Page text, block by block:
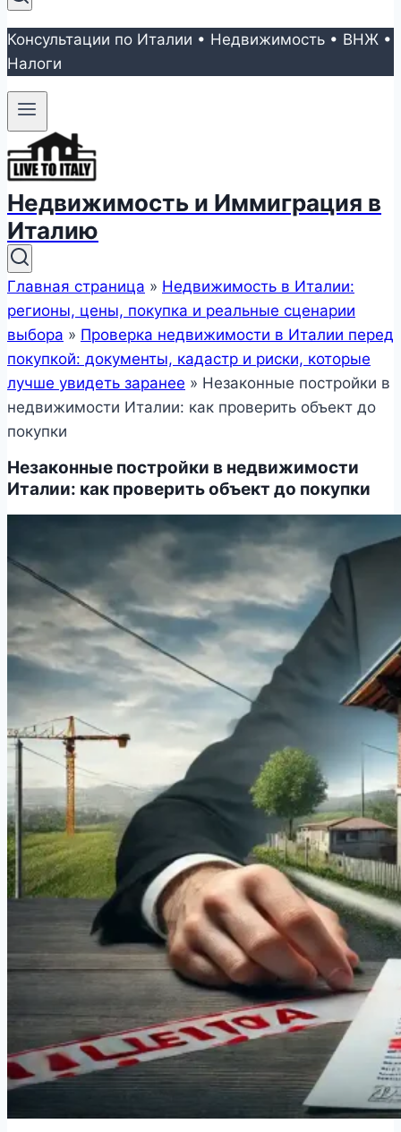
Консультации по Италии • Недвижимость • ВНЖ •
Налоги
Недвижимость и Иммиграция в
Италию
Главная страница » Недвижимость в Италии:
регионы, цены, покупка и реальные сценарии
выбора » Проверка недвижимости в Италии перед
покупкой: документы, кадастр и риски, которые
лучше увидеть заранее » Незаконные постройки в
недвижимости Италии: как проверить объект до
покупки
Незаконные постройки в недвижимости
Италии: как проверить объект до покупки